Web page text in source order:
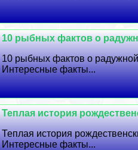
10 рыбных фактов о
10 рыбных фактов о
Интересные факты...
Теплая история
Теплая история
Интересные факты...